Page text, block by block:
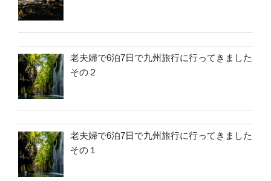
老夫婦で6泊7日で九州旅行に行ってきました
その２
老夫婦で6泊7日で九州旅行に行ってきました
その１